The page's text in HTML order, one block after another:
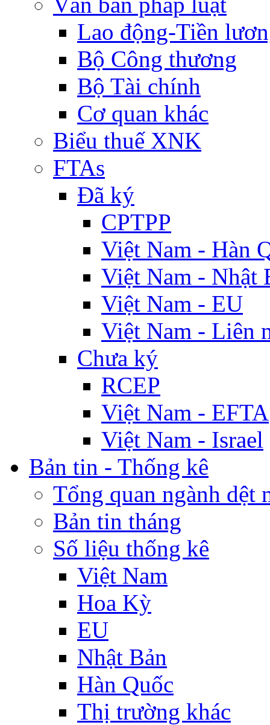
Lao động-Tiền
Bộ Công thương
Bộ Tài chính
Cơ quan khác
Biểu thuế XNK
FTAs
Đã ký
CPTPP
Việt Nam - Hàn
Việt Nam - Nhật
Việt Nam - EU
Việt Nam - Liên
Chưa ký
RCEP
Việt Nam - EFTA
Việt Nam - Israel
Bản tin - Thống kê
Tổng quan ngành dệt
Bản tin tháng
Số liệu thống kê
Việt Nam
Hoa Kỳ
EU
Nhật Bản
Hàn Quốc
Thị trường khác